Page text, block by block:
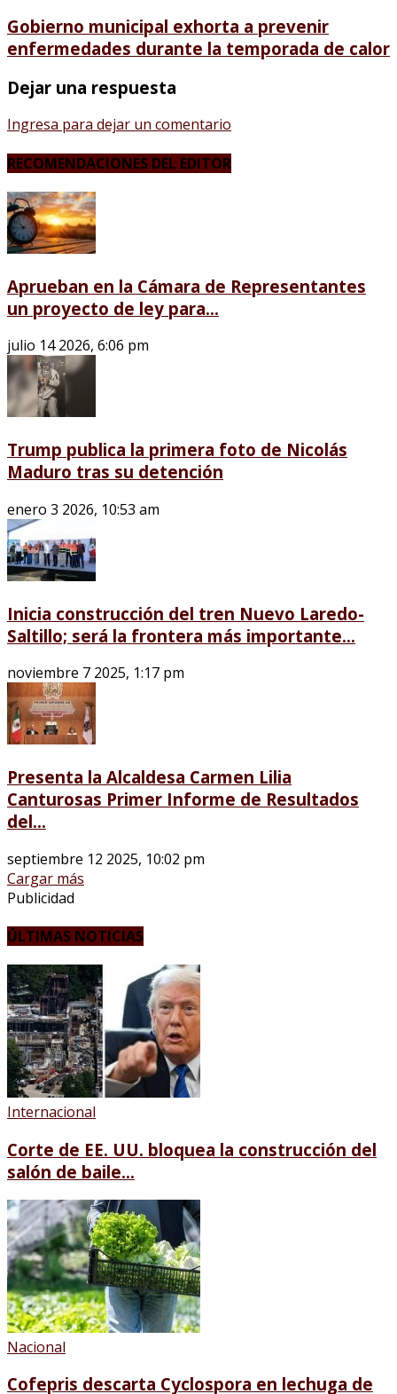
Gobierno municipal exhorta a prevenir
enfermedades durante la temporada de calor
Dejar una respuesta
Ingresa para dejar un comentario
RECOMENDACIONES DEL EDITOR
Aprueban en la Cámara de Representantes
un proyecto de ley para...
julio 14 2026, 6:06 pm
Trump publica la primera foto de Nicolás
Maduro tras su detención
enero 3 2026, 10:53 am
Inicia construcción del tren Nuevo Laredo-
Saltillo; será la frontera más importante...
noviembre 7 2025, 1:17 pm
Presenta la Alcaldesa Carmen Lilia
Canturosas Primer Informe de Resultados
del...
septiembre 12 2025, 10:02 pm
Cargar más
Publicidad
ÚLTIMAS NOTICIAS
Internacional
Corte de EE. UU. bloquea la construcción del
salón de baile...
Nacional
Cofepris descarta Cyclospora en lechuga de